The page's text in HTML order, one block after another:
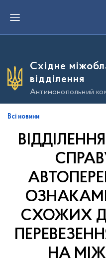
е
о
о
в
Східне
відділення
Антимонопольний
Всі новини
СХОЖИХ
НА